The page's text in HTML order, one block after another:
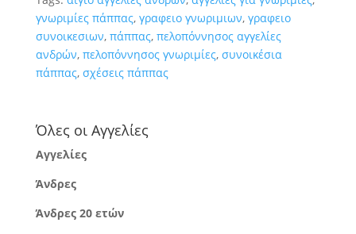
γνωριμίες πάππας, γραφειο γνωριμιων, γραφειο
συνοικεσιων, πάππας, πελοπόννησος αγγελίες
ανδρών, πελοπόννησος γνωριμίες, συνοικέσια
πάππας, σχέσεις πάππας
Όλες οι Αγγελίες
Αγγελίες
Άνδρες
Άνδρες 20 ετών